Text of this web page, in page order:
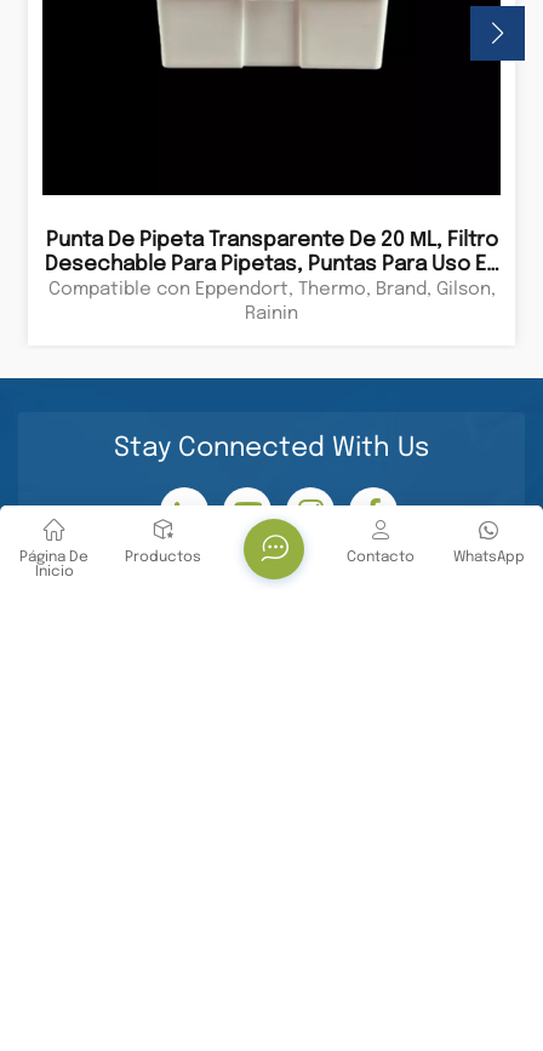
Punta De Pipeta Transparente De 20 ΜL, Filtro
Desechable Para Pipetas, Puntas Para Uso En
Laboratorio.
Compatible con Eppendort, Thermo, Brand, Gilson,
Rainin
Stay Connected With Us
Página De
Inicio
Productos WhatsApp
Contacto